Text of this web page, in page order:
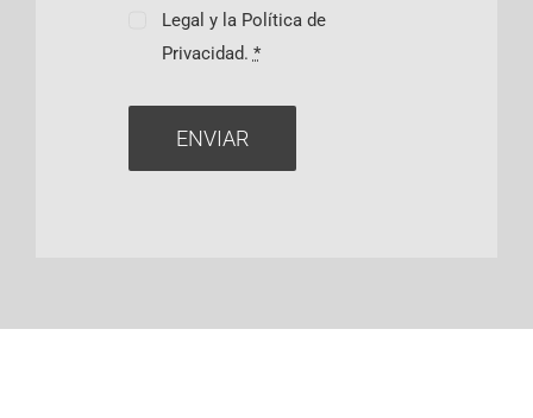
Legal y la Política de
Privacidad. *
ENVIAR